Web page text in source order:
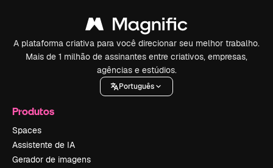
A plataforma criativa para você direcionar seu melhor trabalho.
Mais de 1 milhão de assinantes entre criativos, empresas,
agências e estúdios.
Português
Produtos
Spaces
Assistente de IA
Gerador de imagens